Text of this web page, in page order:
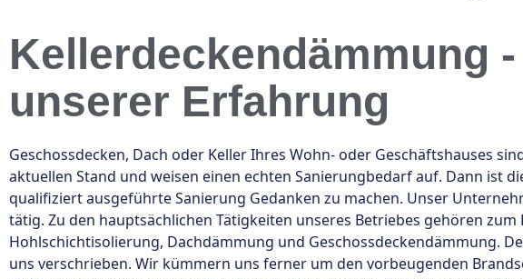
Kellerdeckendämmung
unserer Erfahrung
Geschossdecken, Dach oder Keller Ihres Wohn- oder Geschäftshauses
aktuellen Stand und weisen einen echten Sanierungbedarf auf. Dann ist
qualifiziert ausgeführte Sanierung Gedanken zu machen. Unser
tätig. Zu den hauptsächlichen Tätigkeiten unseres Betriebes gehören zum
Hohlschichtisolierung, Dachdämmung und Geschossdeckendämmung.
uns verschrieben. Wir kümmern uns ferner um den vorbeugenden